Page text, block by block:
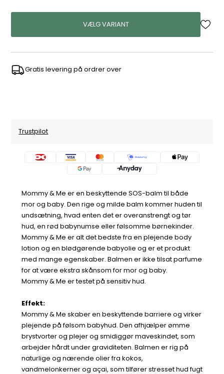
VÆLG VARIANT
Gratis levering på ordrer over
Trustpilot
Mommy & Me er en beskyttende SOS-balm til både
mor og baby. Den rige og milde balm kommer huden til
undsætning, hvad enten det er overanstrengt og tør
hud, en rød babynumse eller følsomme børnekinder.
Mommy & Me er alt det bedste fra en plejende body
lotion og en blødgørende babyolie og er et produkt
med mange egenskaber. Balmen er ikke tilsat parfume
for at være ekstra skånsom for mor og baby.
Mommy & Me er testet på sensitiv hud.
Effekt:
Mommy & Me skaber en beskyttende barriere og virker
plejende på følsom babyhud. Den afhjælper ømme
brystvorter og plejer og smidiggør maveskindet, som
arbejder hårdt under graviditeten. Balmen er rig på
naturlige og nærende olier fra kokos,
vandmelonkerner og açai, som tilfører stresset hud fugt